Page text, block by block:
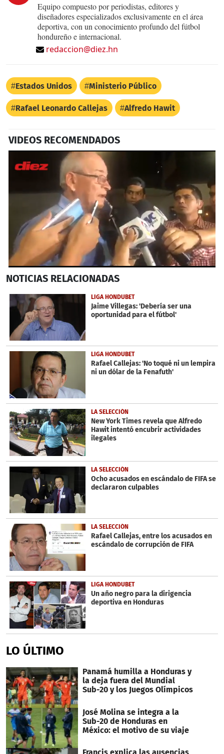
Equipo compuesto por periodistas, editores y
diseñadores especializados exclusivamente en el área
deportiva, con un conocimiento profundo del fútbol
hondureño e internacional.
redaccion@diez.hn
Estados Unidos Ministerio Público
Rafael Leonardo Callejas Alfredo Hawit
VIDEOS RECOMENDADOS
seconds
3
minutes,
seconds
NOTICIAS RELACIONADAS
LIGA HONDUBET
Jaime Villegas: 'Debería ser una
oportunidad para el fútbol'
LIGA HONDUBET
Rafael Callejas: 'No toqué ni un lempira
ni un dólar de la Fenafuth'
LA SELECCIÓN
New York Times revela que Alfredo
Hawit intentó encubrir actividades
ilegales
LA SELECCIÓN
Ocho acusados en escándalo de FIFA se
declararon culpables
LA SELECCIÓN
Rafael Callejas, entre los acusados en
escándalo de corrupción de FIFA
LIGA HONDUBET
Un año negro para la dirigencia
deportiva en Honduras
LO ÚLTIMO
Panamá humilla a Honduras y
la deja fuera del Mundial
Sub-20 y los Juegos Olímpicos
José Molina se integra a la
Sub-20 de Honduras en
México: el motivo de su viaje